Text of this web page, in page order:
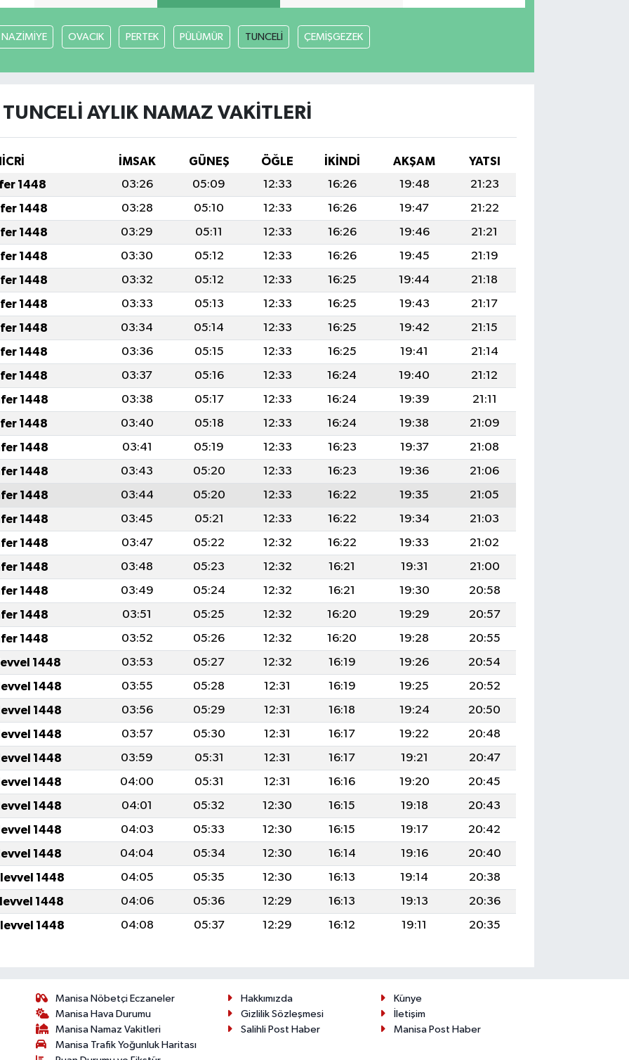
NAZİMİYE OVACIK PERTEK PÜLÜMÜR TUNCELİ ÇEMİŞGEZEK
TUNCELİ AYLIK NAMAZ VAKITLERI
İMSAK GÜNEŞ ÖĞLE İKINDI AKŞAM
YATSI
1448 03:26 05:09 12:33 16:26 19:48
21:23
1448 03:28 05:10 12:33 16:26 19:47
21:22
1448 03:29 05:11 12:33 16:26 19:46
21:21
1448 03:30 05:12 12:33 16:26 19:45
21:19
1448 03:32 05:12 12:33 16:25 19:44
21:18
1448 03:33 05:13 12:33 16:25 19:43
21:17
1448 03:34 05:14 12:33 16:25 19:42
21:15
1448 03:36 05:15 12:33 16:25 19:41
21:14
1448 03:37 05:16 12:33 16:24 19:40
21:12
1448 03:38 05:17 12:33 16:24 19:39
21:11
1448 03:40 05:18 12:33 16:24 19:38
21:09
1448 03:41 05:19 12:33 16:23 19:37
21:08
1448 03:43 05:20 12:33 16:23 19:36
21:06
1448 03:44 05:20 12:33 16:22 19:35
21:05
1448 03:45 05:21 12:33 16:22 19:34
21:03
1448 03:47 05:22 12:32 16:22 19:33
21:02
1448 03:48 05:23 12:32 16:21 19:31
21:00
1448 03:49 05:24 12:32 16:21 19:30
20:58
1448 03:51 05:25 12:32 16:20 19:29
20:57
1448 03:52 05:26 12:32 16:20 19:28
20:55
1448 03:53 05:27 12:32 16:19 19:26
20:54
1448 03:55 05:28 12:31 16:19 19:25
20:52
1448 03:56 05:29 12:31 16:18 19:24
20:50
1448 03:57 05:30 12:31 16:17 19:22
20:48
1448 03:59 05:31 12:31 16:17 19:21
20:47
1448 04:00 05:31 12:31 16:16 19:20
20:45
1448 04:01 05:32 12:30 16:15 19:18
20:43
1448 04:03 05:33 12:30 16:15 19:17
20:42
1448 04:04 05:34 12:30 16:14 19:16
20:40
1448 04:05 05:35 12:30 16:13 19:14
20:38
1448 04:06 05:36 12:29 16:13 19:13
20:36
1448 04:08 05:37 12:29 16:12 19:11 20:35
Manisa Nöbetçi Eczaneler
Manisa Hava Durumu
Manisa Namaz Vakitleri
Manisa Trafik Yoğunluk Haritası
Hakkımızda
Künye
Gizlilik Sözleşmesi
İletişim
Salihli Post Haber
Manisa Post Haber